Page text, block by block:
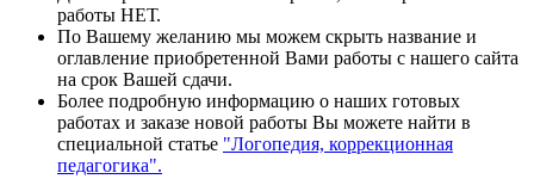
работы НЕТ.
По Вашему желанию мы можем скрыть название и
оглавление приобретенной Вами работы с нашего сайта
на срок Вашей сдачи.
Более подробную информацию о наших готовых
работах и заказе новой работы Вы можете найти в
специальной статье "Логопедия, коррекционная
педагогика".